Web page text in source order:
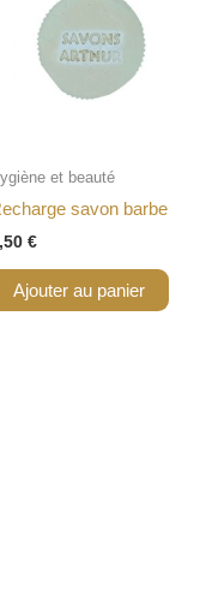
et beauté
savon barbe
€
Ajouter au panier